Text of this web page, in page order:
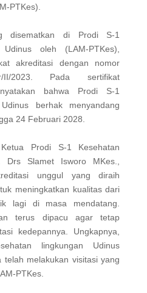
PTKes).
disematkan di Prodi S-1
oleh (LAM-PTKes),
akreditasi dengan nomor
II/2023. Pada sertifikat
bahwa Prodi S-1
berhak menyandang
24 Februari 2028.
Prodi S-1 Kesehatan
Drs Slamet Isworo MKes.,
unggul yang diraih
meningkatkan kualitas dari
lagi di masa mendatang.
terus dipacu agar tetap
kedepannya. Ungkapnya,
lingkungan Udinus
melakukan visitasi yang
PTKes.